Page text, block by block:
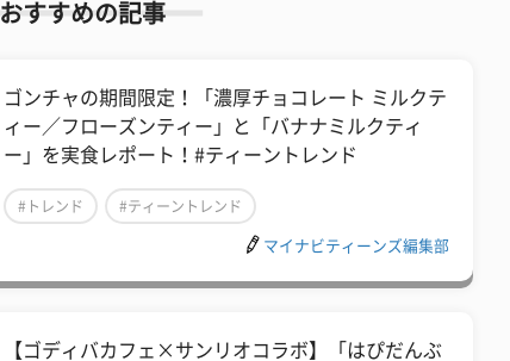
おすすめの記事
ゴンチャの期間限定！「濃厚チョコレート ミルクテ
ィー／フローズンティー」と「バナナミルクティ
ー」を実食レポート！#ティーントレンド
#トレンド #ティーントレンド
マイナビティーンズ編集部
【ゴディバカフェ×サンリオコラボ】「はぴだんぶ